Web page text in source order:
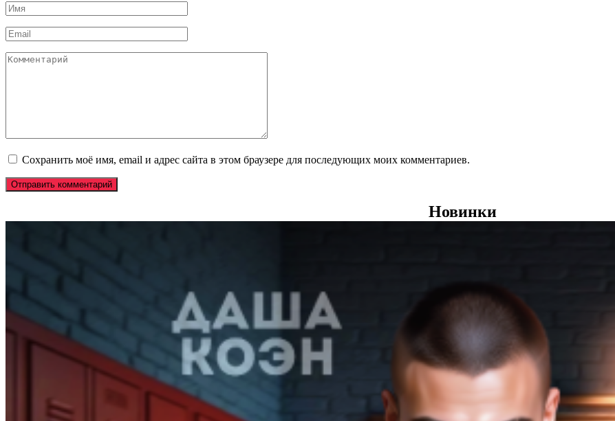
Имя
*
Email
*
Комментарий
Сохранить моё имя, email и адрес сайта в этом браузере для последующих моих комментариев.
Новинки